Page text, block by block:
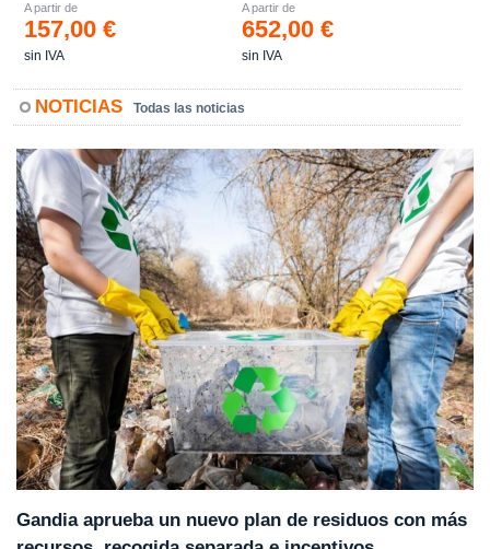
A partir de
157,00 €
sin IVA
A partir de
652,00 €
sin IVA
NOTICIAS Todas las noticias
Gandia aprueba un nuevo plan de residuos con más